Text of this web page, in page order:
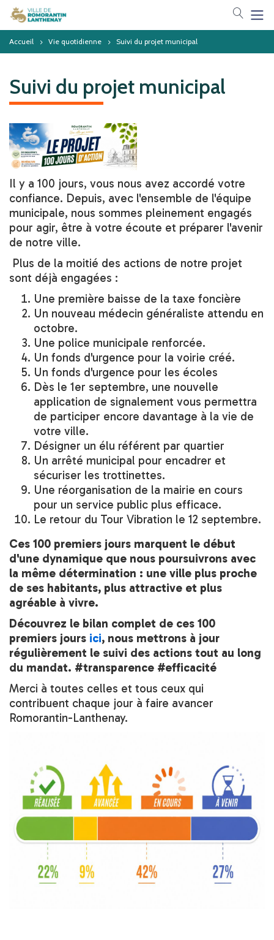
Votre
Accueil Vie quotidienne Suivi du projet municipal
Suivi du projet municipal
Il y a 100 jours, vous nous avez accordé votre
confiance. Depuis, avec l'ensemble de l'équipe
municipale, nous sommes pleinement engagés
pour agir, être à votre écoute et préparer l'avenir
de notre ville.
Plus de la moitié des actions de notre projet
sont déjà engagées :
Une première baisse de la taxe foncière
Un nouveau médecin généraliste attendu en
octobre.
Une police municipale renforcée.
Un fonds d'urgence pour la voirie créé.
Un fonds d'urgence pour les écoles
Dès le 1er septembre, une nouvelle
application de signalement vous permettra
de participer encore davantage à la vie de
votre ville.
Désigner un élu référent par quartier
Un arrêté municipal pour encadrer et
sécuriser les trottinettes.
Une réorganisation de la mairie en cours
pour un service public plus efficace.
Le retour du Tour Vibration le 12 septembre.
Ces 100 premiers jours marquent le début
d'une dynamique que nous poursuivrons avec
la même détermination : une ville plus proche
de ses habitants, plus attractive et plus
agréable à vivre.
Découvrez le bilan complet de ces 100
premiers jours ici, nous mettrons à jour
régulièrement le suivi des actions tout au long
du mandat. #transparence #efficacité
Merci à toutes celles et tous ceux qui
contribuent chaque jour à faire avancer
Romorantin-Lanthenay.